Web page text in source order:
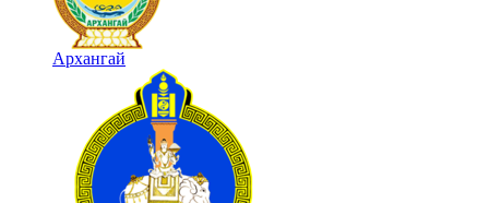
Архангай